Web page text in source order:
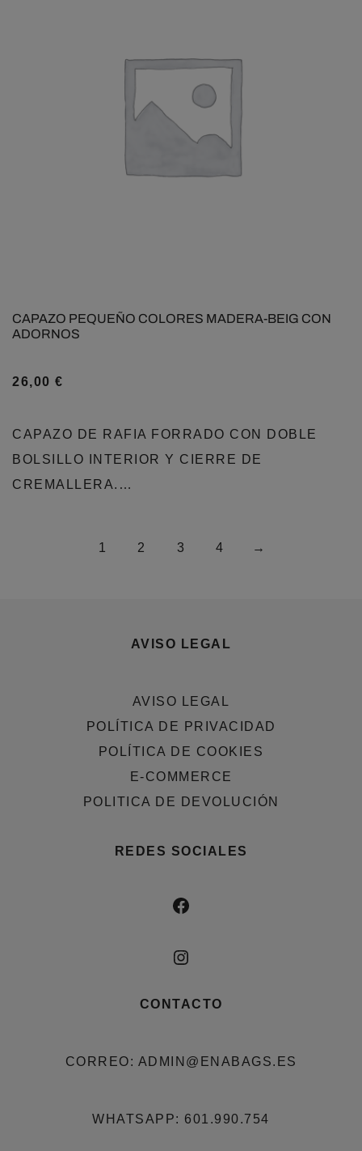
CAPAZO PEQUEÑO COLORES MADERA-BEIG CON
ADORNOS
26,00 €
CAPAZO DE RAFIA FORRADO CON DOBLE
BOLSILLO INTERIOR Y CIERRE DE
CREMALLERA.…
1 2 3 4 →
AVISO LEGAL
AVISO LEGAL
POLÍTICA DE PRIVACIDAD
POLÍTICA DE COOKIES
E-COMMERCE
POLITICA DE DEVOLUCIÓN
REDES SOCIALES
FACEBOOK
INSTAGRAM
CONTACTO
CORREO: ADMIN@ENABAGS.ES
WHATSAPP: 601.990.754